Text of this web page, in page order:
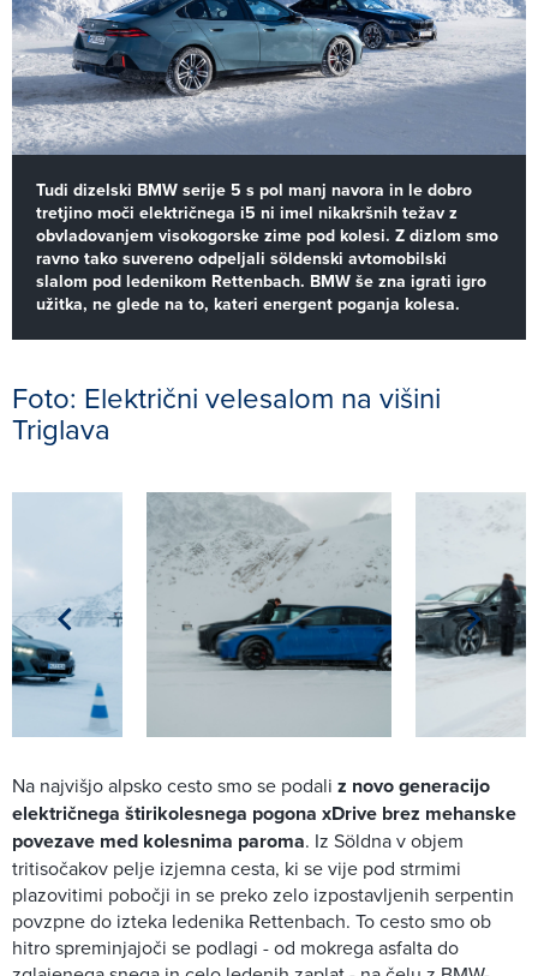
Tudi dizelski BMW serije 5 s pol manj navora in le dobro
tretjino moči električnega i5 ni imel nikakršnih težav z
obvladovanjem visokogorske zime pod kolesi. Z dizlom smo
ravno tako suvereno odpeljali söldenski avtomobilski
slalom pod ledenikom Rettenbach. BMW še zna igrati igro
užitka, ne glede na to, kateri energent poganja kolesa.
Foto: Električni velesalom na višini
Triglava
Na najvišjo alpsko cesto smo se podali z novo generacijo
električnega štirikolesnega pogona xDrive brez mehanske
povezave med kolesnima paroma. Iz Söldna v objem
tritisočakov pelje izjemna cesta, ki se vije pod strmimi
plazovitimi pobočji in se preko zelo izpostavljenih serpentin
povzpne do izteka ledenika Rettenbach. To cesto smo ob
hitro spreminjajoči se podlagi - od mokrega asfalta do